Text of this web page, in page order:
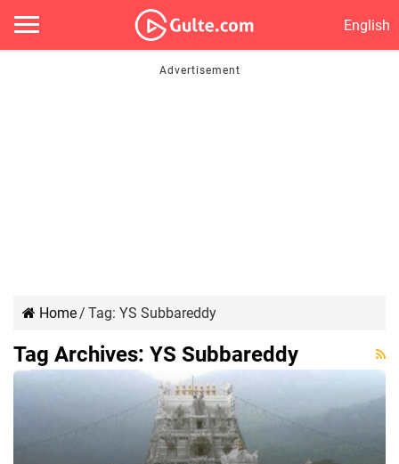
English
Home/ Tag: YS Subbareddy
Tag Archives: YS Subbareddy